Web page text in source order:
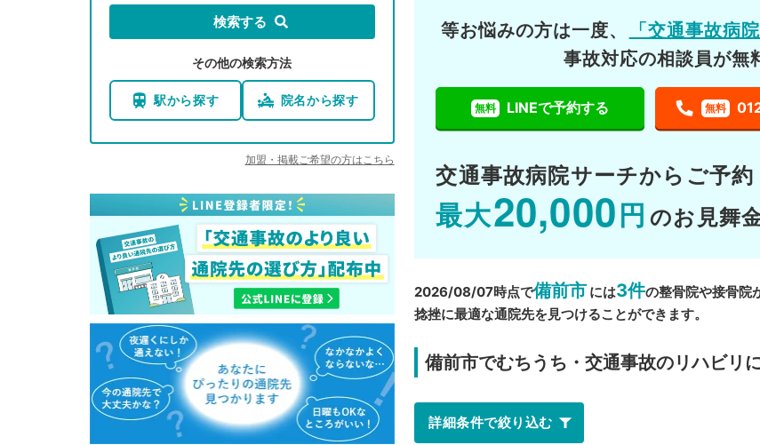
検索する
その他の検索方法
駅から探す 院名から探す
加盟・掲載ご希望の方はこちら
等お悩みの方は一度、 「交通事故病
事故対応の相談員が無
無料 LINEで予約する 無料
交通事故病院サーチから ご予
最大20,000 円 のお見舞
2026/08/07時点で備前市 には3件の整骨院や接骨院
捻挫に最適な通院先を見つけることができます。
備前市でむちうち・交通事故のリハビリ
詳細条件で絞り込む